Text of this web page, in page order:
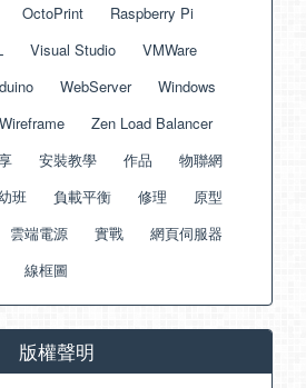
OctoPrint
Raspberry Pi
Visual Studio
VMWare
WebServer
Windows
Wireframe
Zen Load Balancer
安裝教學 作品
物聯網
班 負載平衡 修理
原型
雲端電源 實戰
網頁伺服器
線框圖
版權聲明